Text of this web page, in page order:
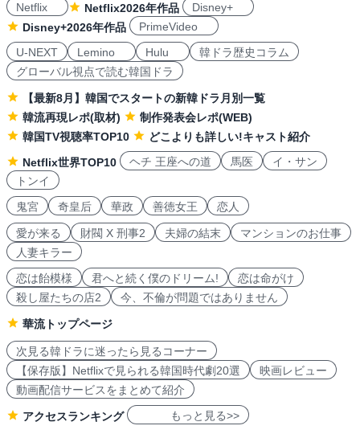
Netflix
Netflix2026年作品
Disney+
Disney+2026年作品
PrimeVideo
U-NEXT
Lemino Hulu
韓ドラ歴史コラム
グローバル視点で読む韓国ドラ
【最新8月】韓国でスタートの新韓ドラ月別一覧
韓流再現レポ(取材)
制作発表会レポ(WEB)
韓国TV視聴率TOP10
どこよりも詳しい!キャスト紹介
Netflix世界TOP10
ヘチ 王座への道 馬医
イ・サン
トンイ
鬼宮
奇皇后 華政 善徳女王 恋人
愛が来る 財閥 X 刑事2 夫婦の結末
マンションのお仕事
人妻キラー
恋は飴模様
君へと続く僕のドリーム!
恋は命がけ
殺し屋たちの店2
今、不倫が問題ではありません
華流トップページ
次見る韓ドラに迷ったら見るコーナー
【保存版】Netflixで見られる韓国時代劇20選
映画レビュー
動画配信サービスをまとめて紹介
アクセスランキング もっと見る>>